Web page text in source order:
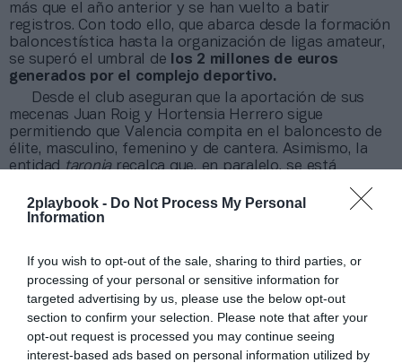
2playbook - Do Not Process My Personal
Information
If you wish to opt-out of the sale, sharing to third parties, or
processing of your personal or sensitive information for
targeted advertising by us, please use the below opt-out
section to confirm your selection. Please note that after your
opt-out request is processed you may continue seeing
interest-based ads based on personal information utilized by
más que el año anterior y se han vuelto a batir
registros. Con todo ello, que abarca desde la formación
baloncestística hasta la organización de ligas amateur,
se superó el umbral de
los 2 millones de euros
generados por el complejo deportivo.
Desde el club aseguran que la aportación de sus
mecenas Juan Roig y Hortensia Herrero sigue
permitiendo que Valencia compita en el baloncesto de
élite, masculino, femenino y de cantera. Asimismo, la
entidad taronja recalca que, en paralelo, se está
sostenible, incrementando sus ingresos y el
entre
estos y los gastos, siempre “sin dejar de lado el
Añadir2Playbookcomo fuente preferida de Google
de forma gratuita
Mantente informado con las últimas noticias de actualidad.
ACTIVAR AHORA